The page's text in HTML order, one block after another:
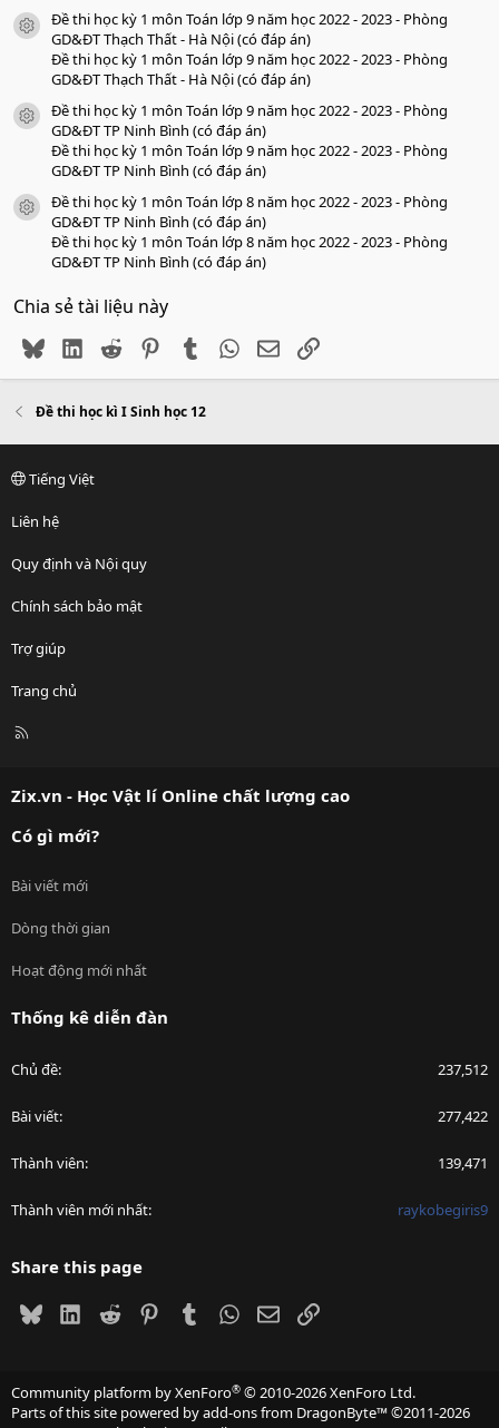
icon tài liệu
Đề thi học kỳ 1 môn Toán lớp 9 năm học 2022 - 2023 - Phòng
GD&ĐT Thạch Thất - Hà Nội (có đáp án)
Đề thi học kỳ 1 môn Toán lớp 9 năm học 2022 - 2023 - Phòng
GD&ĐT Thạch Thất - Hà Nội (có đáp án)
icon tài liệu
Đề thi học kỳ 1 môn Toán lớp 9 năm học 2022 - 2023 - Phòng
GD&ĐT TP Ninh Bình (có đáp án)
Đề thi học kỳ 1 môn Toán lớp 9 năm học 2022 - 2023 - Phòng
GD&ĐT TP Ninh Bình (có đáp án)
icon tài liệu
Đề thi học kỳ 1 môn Toán lớp 8 năm học 2022 - 2023 - Phòng
GD&ĐT TP Ninh Bình (có đáp án)
Đề thi học kỳ 1 môn Toán lớp 8 năm học 2022 - 2023 - Phòng
GD&ĐT TP Ninh Bình (có đáp án)
Chia sẻ tài liệu này
BlueskyLinkedIn
Reddit PinterestTumblr WhatsApp
EmailLink
Đề thi học kì I Sinh học 12
Tiếng Việt
Liên hệ
Quy định và Nội quy
Chính sách bảo mật
Trợ giúp
Trang chủ
R
Zix.vn - Học Vật lí Online chất lượng cao
Có gì mới?
Bài viết mới
Dòng thời gian
Hoạt động mới nhất
Thống kê diễn đàn
Chủ đề 237,512
Bài viết 277,422
Thành viên 139,471
Thành viên mới nhất raykobegiris9
Share this page
BlueskyLinkedIn
Reddit PinterestTumblrWhatsApp
EmailLink
Community platform by XenForo® © 2010-2026 XenForo Ltd.
Parts of this site powered byadd-ons from DragonByte™©2011-2026